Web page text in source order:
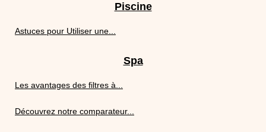
Piscine
Astuces pour Utiliser une...
Spa
Les avantages des filtres à...
Découvrez notre comparateur...